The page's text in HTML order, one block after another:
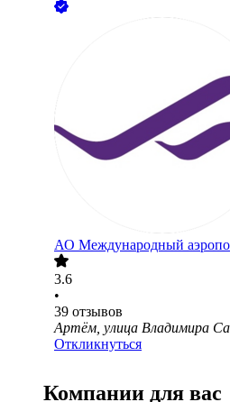
АО Международный
3.6
•
39 отзывов
Артём, улица Владимира
Откликнуться
Компании для вас